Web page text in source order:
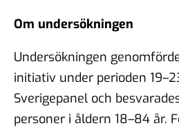
Om undersökningen
Undersökningen
initiativ under perioden
Sverigepanel och
personer i åldern 18–84 år.